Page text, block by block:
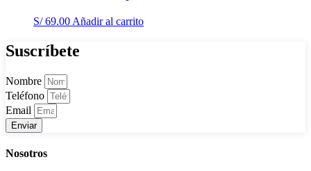
S/69.00 Añadir al carrito
Suscríbete
Nombre
Teléfono
Email
Enviar
Nosotros